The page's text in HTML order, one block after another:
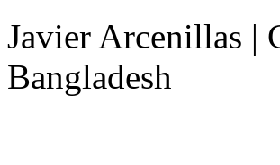
Javier Arcenillas |
Bangladesh